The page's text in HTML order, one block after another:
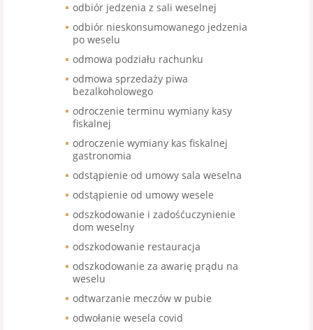
odbiór jedzenia z sali weselnej
odbiór nieskonsumowanego jedzenia
po weselu
odmowa podziału rachunku
odmowa sprzedaży piwa
bezalkoholowego
odroczenie terminu wymiany kasy
fiskalnej
odroczenie wymiany kas fiskalnej
gastronomia
odstąpienie od umowy sala weselna
odstąpienie od umowy wesele
odszkodowanie i zadośćuczynienie
dom weselny
odszkodowanie restauracja
odszkodowanie za awarię prądu na
weselu
odtwarzanie meczów w pubie
odwołanie wesela covid